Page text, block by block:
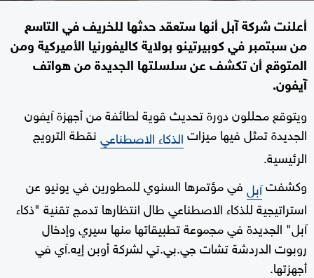
أعلنت شركة آبل أنها ستعقد حدثها للخريف في التاسع
من سبتمبر في كوبيرتينو بولاية كاليفورنيا الأميركية ومن
المتوقع أن تكشف عن سلسلتها الجديدة من هواتف
آيفون.
ويتوقع محللون دورة تحديث قوية لطائفة من أجهزة آيفون
الجديدة تمثل فيها ميزاتالذكاء الاصطناعينقطة الترويج
الرئيسية.
وكشفتآبلفي مؤتمرها السنوي للمطورين في يونيو عن
استراتيجية للذكاء الاصطناعي طال انتظارها تدمج تقنية "ذكاء
آبل" الجديدة في مجموعة تطبيقاتها منها سيري وإدخال
روبوت الدردشة تشات جي.بي.تي لشركة أوبن إيه.آي في
أجهزتها.